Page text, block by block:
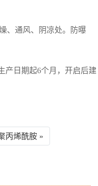
、通风、阴凉处。防曝
产日期起6个月，开启后建
丙烯酰胺 »